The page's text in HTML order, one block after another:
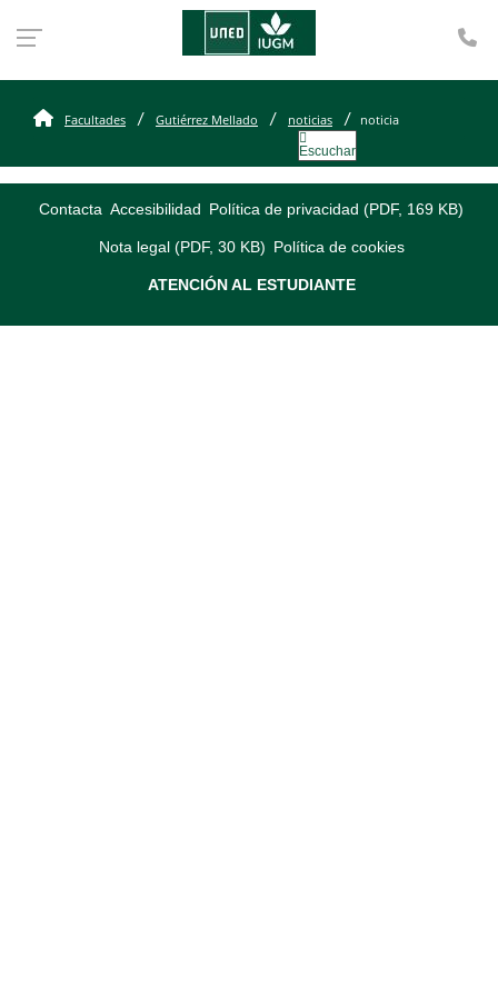
Facultades Gutiérrez Mellado noticias noticia
Escuchar
Contacta Accesibilidad Política de privacidad (PDF, 169 KB)
Nota legal (PDF, 30 KB) Política de cookies
ATENCIÓN AL ESTUDIANTE